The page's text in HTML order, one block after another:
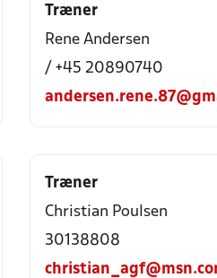
Træner
Rene Andersen
/ +45 20890740
Træner
Christian Poulsen
30138808